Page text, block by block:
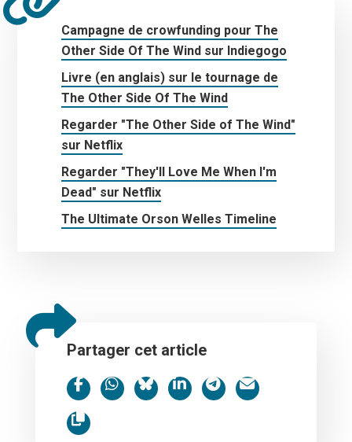
Campagne de crowfunding pour The
Other Side Of The Wind sur Indiegogo
Livre (en anglais) sur le tournage de
The Other Side Of The Wind
Regarder "The Other Side of The Wind"
sur Netflix
Regarder "They'll Love Me When I'm
Dead" sur Netflix
The Ultimate Orson Welles Timeline
Partager cet article